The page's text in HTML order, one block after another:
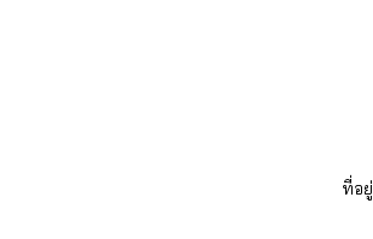
ที่อ